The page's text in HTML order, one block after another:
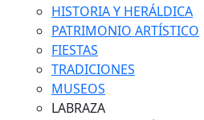
HISTORIA Y HERÁLDICA
PATRIMONIO ARTÍSTICO
FIESTAS
TRADICIONES
MUSEOS
LABRAZA